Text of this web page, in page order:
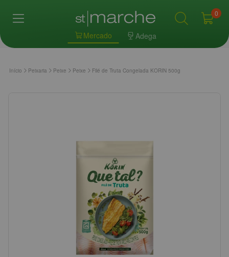
Mercado Adega
0
Início Peixaria Peixe Peixe Filé de Truta Congelada KORIN 500g